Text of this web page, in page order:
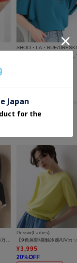
SHOO・LA・RUE/
品も
高評価！【シリーズ累計36万枚！名品ニット】やわらかドライタッチ スカラップスリーブニット
Dessin(Ladies)
¥3,995
20%OFF